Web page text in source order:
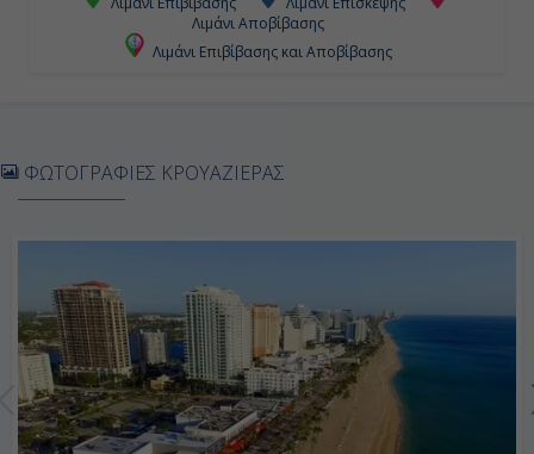
Ημέρα 7η
Λιμάνι Αποβίβασης
Λιμάνι Επιβίβασης και Αποβίβασης
ΦΩΤΟΓΡΑΦΙΕΣ ΚΡΟΥΑΖΙΕΡΑΣ